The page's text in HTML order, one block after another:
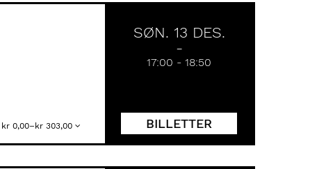
kr 0,00–kr 303,00
SØN. 13 DES.
17:00 - 18:50
BILLETTER